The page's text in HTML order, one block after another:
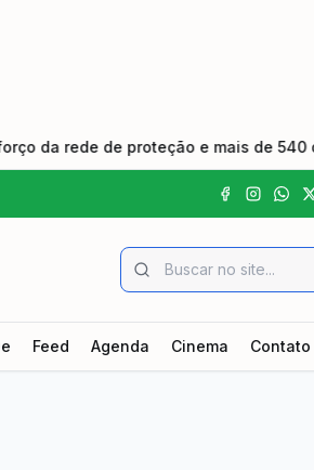
de proteção e mais de 540 dias sem
Feed Agenda Cinema Contato